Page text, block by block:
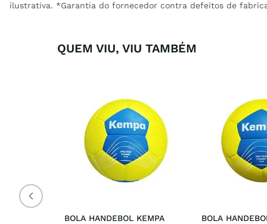
ilustrativa. *Garantia do fornecedor contra defeitos de
QUEM VIU, VIU TAMBÉM
BOLA HANDEBOL KEMPA
BOLA